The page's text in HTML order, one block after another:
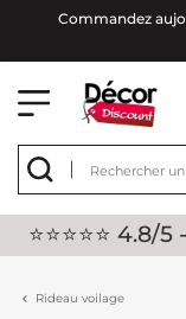
Commandez
⭐⭐⭐⭐⭐
Rideau voilage